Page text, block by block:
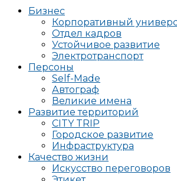
Бизнес
Корпоративный
Отдел кадров
Устойчивое развитие
Электротранспорт
Персоны
Self-Made
Автограф
Великие имена
Развитие территорий
CITY TRIP
Городское развитие
Инфраструктура
Качество жизни
Искусство переговоров